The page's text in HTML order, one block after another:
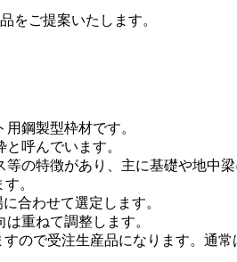
をご提案いたします。
鋼製型枠材です。
呼んでいます。
の特徴があり、主に基礎や地中
。
合わせて選定します。
重ねて調整します。
ので受注生産品になります。通